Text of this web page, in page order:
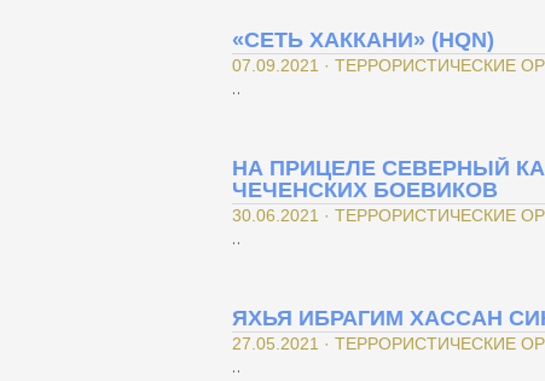
«СЕТЬ ХАККАНИ» (HQN)
07.09.2021 · ТЕРРОРИСТИЧЕСКИЕ
..
НА ПРИЦЕЛЕ СЕВЕРНЫЙ
ЧЕЧЕНСКИХ БОЕВИКОВ
30.06.2021 · ТЕРРОРИСТИЧЕСКИЕ
..
ЯХЬЯ ИБРАГИМ ХАССАН
27.05.2021 · ТЕРРОРИСТИЧЕСКИЕ
..